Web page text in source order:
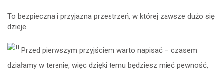
To bezpieczna i przyjazna przestrzeń, w której zawsze dużo się
dzieje.
Przed pierwszym przyjściem warto napisać – czasem
działamy w terenie, więc dzięki temu będziesz mieć pewność,